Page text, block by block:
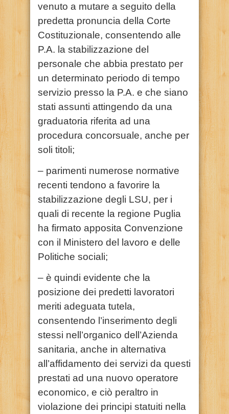
venuto a mutare a seguito della
predetta pronuncia della Corte
Costituzionale, consentendo alle
P.A. la stabilizzazione del
personale che abbia prestato per
un determinato periodo di tempo
servizio presso la P.A. e che siano
stati assunti attingendo da una
graduatoria riferita ad una
procedura concorsuale, anche per
soli titoli;
– parimenti numerose normative
recenti tendono a favorire la
stabilizzazione degli LSU, per i
quali di recente la regione Puglia
ha firmato apposita Convenzione
con il Ministero del lavoro e delle
Politiche sociali;
– è quindi evidente che la
posizione dei predetti lavoratori
meriti adeguata tutela,
consentendo l’inserimento degli
stessi nell’organico dell’Azienda
sanitaria, anche in alternativa
all’affidamento dei servizi da questi
prestati ad una nuovo operatore
economico, e ciò peraltro in
violazione dei principi statuiti nella